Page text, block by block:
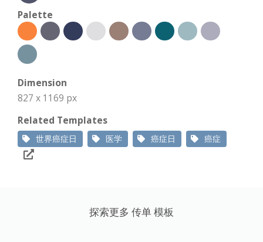
Palette
Dimension
827 x 1169 px
Related Templates
世界癌症日 医学 癌症日 癌症
探索更多 传单 模板